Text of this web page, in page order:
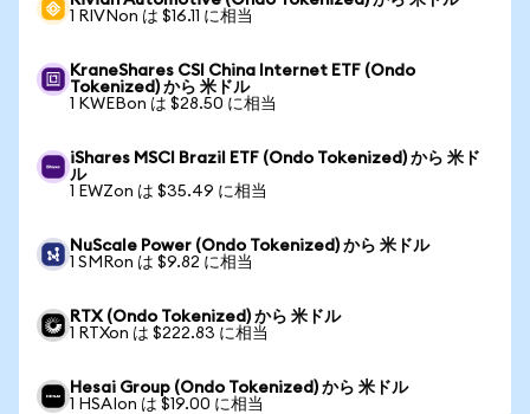
1 RIVNon は $16.11 に相当
KraneShares CSI China Internet ETF (Ondo
Tokenized) から 米ドル
1 KWEBon は $28.50 に相当
iShares MSCI Brazil ETF (Ondo Tokenized) から 米ド
ル
1 EWZon は $35.49 に相当
NuScale Power (Ondo Tokenized) から 米ドル
1 SMRon は $9.82 に相当
RTX (Ondo Tokenized) から 米ドル
1 RTXon は $222.83 に相当
Hesai Group (Ondo Tokenized) から 米ドル
1 HSAIon は $19.00 に相当